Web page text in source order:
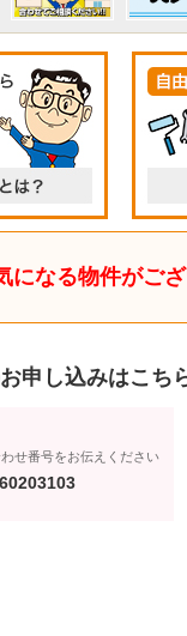
なる物件がご
申し込みはこち
せ番号をお伝えください